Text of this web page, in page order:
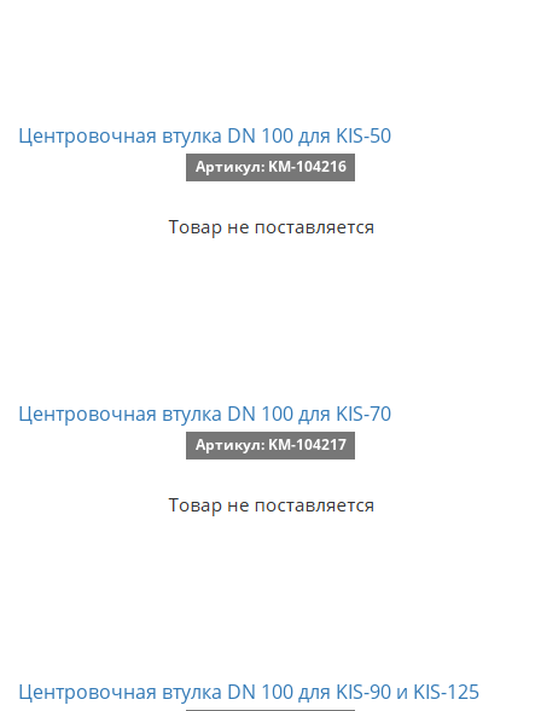
Центровочная втулка DN 100 для KIS-50
Артикул: KM-104216
Центровочная втулка DN 100 для KIS-70
Артикул: KM-104217
Центровочная втулка DN 100 для KIS-90 и KIS-125